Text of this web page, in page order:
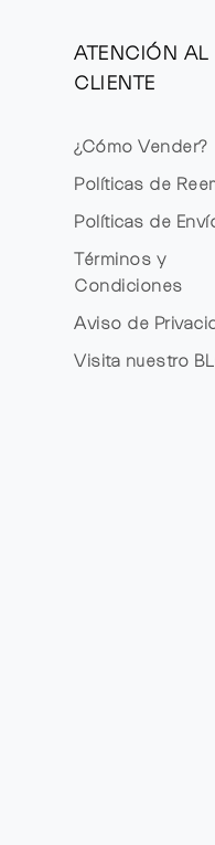
ATENCIÓN AL
CLIENTE
¿Cómo Vender?
Políticas de
Políticas de
Términos y
Condiciones
Aviso de
Visita nuestro